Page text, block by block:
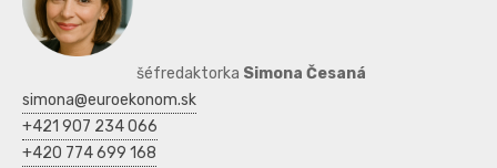
šéfredaktorka Simona Česaná
simona@euroekonom.sk
+421 907 234 066
+420 774 699 168